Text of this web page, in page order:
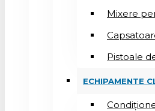
Mixere
Pistoale
ECHIPAMENTE